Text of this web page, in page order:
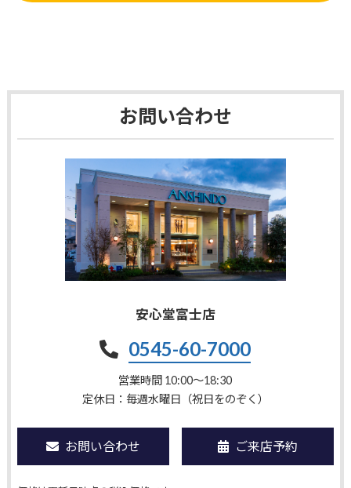
お問い合わせ
安心堂富士店
0545-60-7000
営業時間 10:00〜18:30
定休日：毎週水曜日（祝日をのぞく）
お問い合わせ ご来店予約